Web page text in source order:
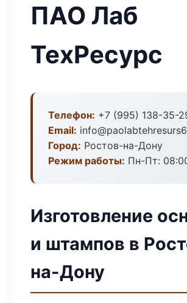
ПАО Лаб
ТехРесурс
Телефон: +7 (995) 138-35-
Email:
Город: Ростов-на-Дону
Режим работы: Пн-Пт:
Изготовление
и штампов в
на-Дону